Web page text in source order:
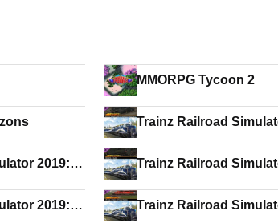
MMORPG Tycoon 2
Trainz Railroad
US ATC Class S 160
2019:
Trainz Railroad
PRR GP9 2 Pack
2019:
Trainz Railroad